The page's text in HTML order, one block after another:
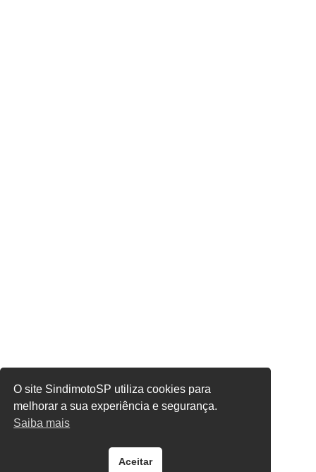
O site SindimotoSP utiliza cookies para
melhorar a sua experiência e segurança.
Saiba mais
Aceitar